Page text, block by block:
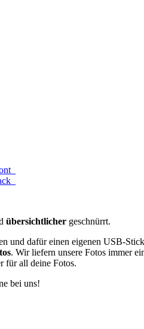
übersichtlicher geschnürrt.
und dafür einen eigenen USB-
. Wir liefern unsere Fotos immer
für all deine Fotos.
bei uns!